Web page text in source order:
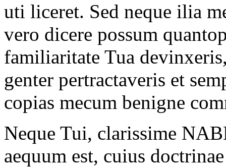
uti liceret. Sed neque ilia
vero dicere possum
familiaritate Tua
genter pertractaveris et
copias mecum benigne
Neque Tui, clarissime
aequum est, cuius